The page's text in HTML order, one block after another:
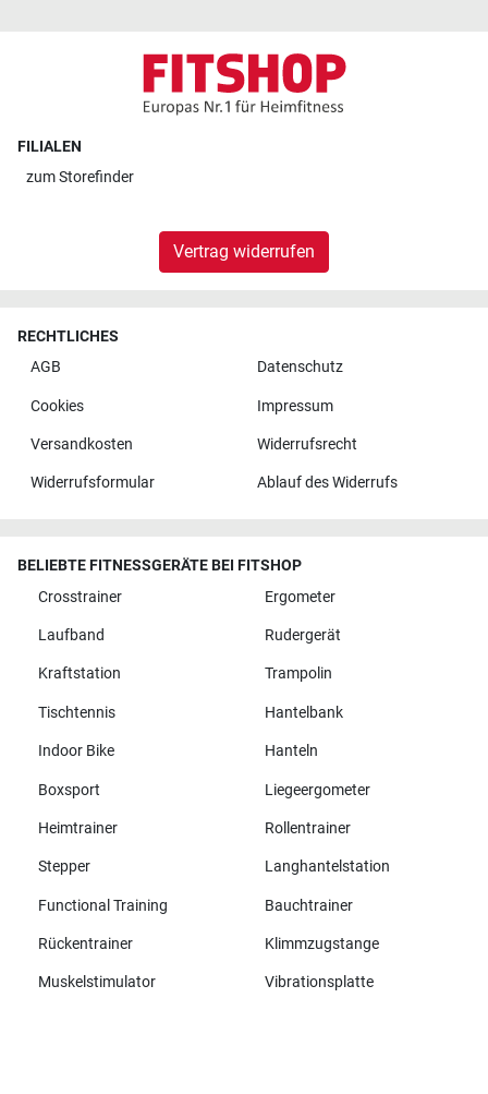
FILIALEN
zumStorefinder
Vertrag widerrufen
RECHTLICHES
AGB
Datenschutz
Cookies Impressum
Versandkosten Widerrufsrecht
Widerrufsformular Ablauf des Widerrufs
BELIEBTE FITNESSGERÄTE BEI FITSHOP
Crosstrainer
Ergometer
Laufband Rudergerät
Kraftstation Trampolin
Tischtennis Hantelbank
Indoor Bike Hanteln
Boxsport Liegeergometer
Heimtrainer Rollentrainer
Stepper Langhantelstation
Functional Training Bauchtrainer
Rückentrainer Klimmzugstange
Muskelstimulator Vibrationsplatte